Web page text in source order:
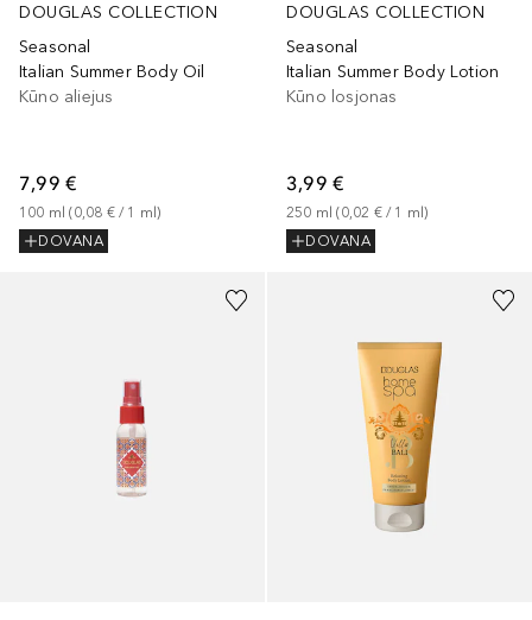
DOUGLAS COLLECTION
Seasonal
Italian Summer Body Oil
Kūno aliejus
7,99 €
100 ml (0,08 € / 1 ml)
DOVANA
DOUGLAS COLLECTION
Seasonal
Italian Summer Body Lotion
Kūno losjonas
3,99 €
250 ml (0,02 € / 1 ml)
DOVANA